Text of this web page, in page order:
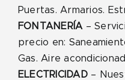
Puertas. Armarios.
FONTANERÍA –
precio en:
Gas. Aire
ELECTRICIDAD–